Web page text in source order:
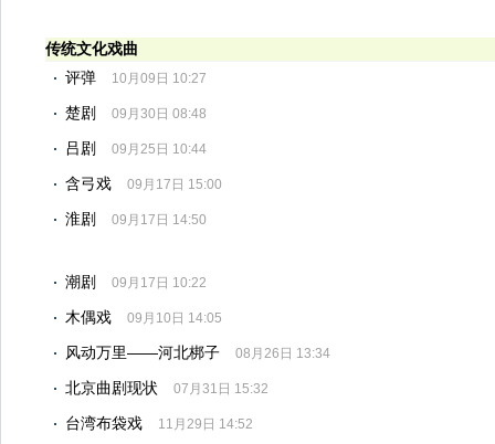
传统文化戏曲
评弹
10月09日 10:27
楚剧 09月30日 08:48
吕剧 09月25日 10:44
含弓戏 09月17日 15:00
淮剧 09月17日 14:50
潮剧 09月17日 10:22
木偶戏 09月10日 14:05
风动万里——河北梆子 08月26日 13:34
北京曲剧现状 07月31日 15:32
台湾布袋戏 11月29日 14:52